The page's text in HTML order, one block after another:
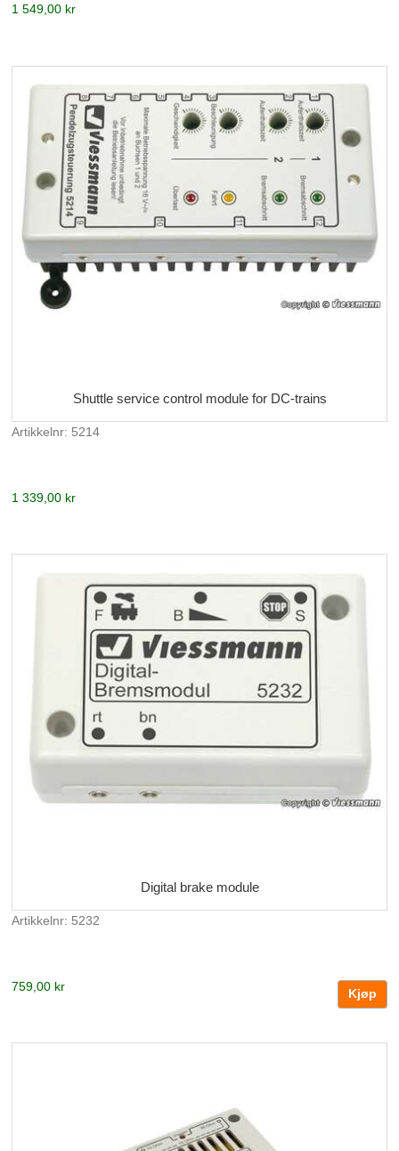
1 549,00 kr
Shuttle service control module for DC-trains
Artikkelnr: 5214
1 339,00 kr
Digital brake module
Artikkelnr: 5232
759,00 kr